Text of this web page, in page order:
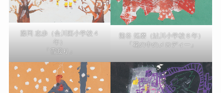
藤岡 志歩（合川西小学校４
年）
「雪渡り」
熊谷 拓磨（鮎川小学校６年）
「花の中のメロディー」